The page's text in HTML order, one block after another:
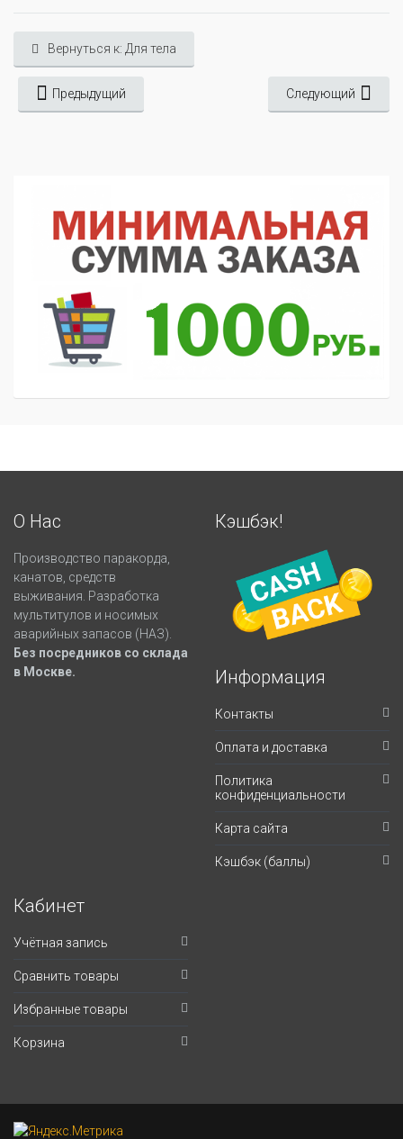
Вернуться к: Для тела
Предыдущий Следующий
О Нас
Производство паракорда,
канатов, средств
выживания. Разработка
мультитулов и носимых
аварийных запасов (НАЗ).
Без посредников со склада
в Москве.
Кэшбэк!
Информация
Контакты
Оплата и доставка
Политика
конфиденциальности
Карта сайта
Кэшбэк (баллы)
Кабинет
Учётная запись
Сравнить товары
Избранные товары
Корзина